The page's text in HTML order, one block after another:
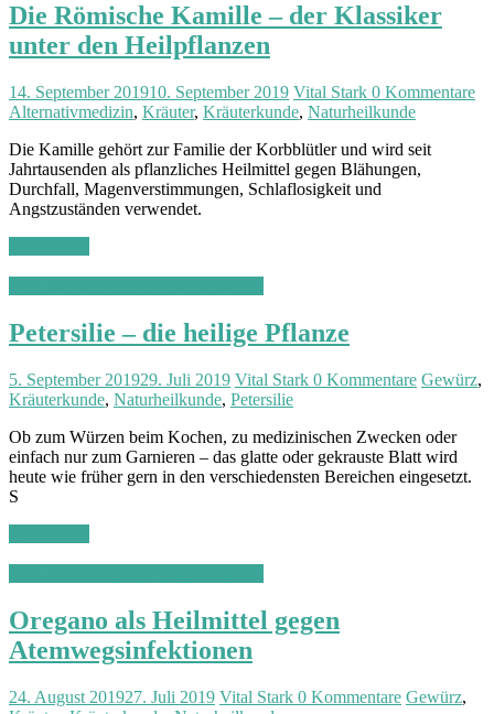
Die Römische Kamille – der Klassiker
unter den Heilpflanzen
14. September 201910. September 2019 Vital Stark 0 Kommentare
Alternativmedizin, Kräuter, Kräuterkunde, Naturheilkunde
Die Kamille gehört zur Familie der Korbblütler und wird seit
Jahrtausenden als pflanzliches Heilmittel gegen Blähungen,
Durchfall, Magenverstimmungen, Schlaflosigkeit und
Angstzuständen verwendet.
Petersilie – die heilige Pflanze
5. September 201929. Juli 2019 Vital Stark 0 Kommentare Gewürz,
Kräuterkunde, Naturheilkunde, Petersilie
Ob zum Würzen beim Kochen, zu medizinischen Zwecken oder
einfach nur zum Garnieren – das glatte oder gekrauste Blatt wird
heute wie früher gern in den verschiedensten Bereichen eingesetzt.
S
Oregano als Heilmittel gegen
Atemwegsinfektionen
24. August 201927. Juli 2019 Vital Stark 0 Kommentare Gewürz,